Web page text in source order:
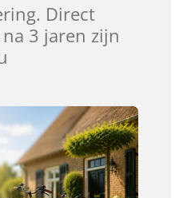
Direct
3 jaren zijn